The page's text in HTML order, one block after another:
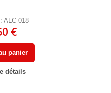
ALC-018
€
panier
détails